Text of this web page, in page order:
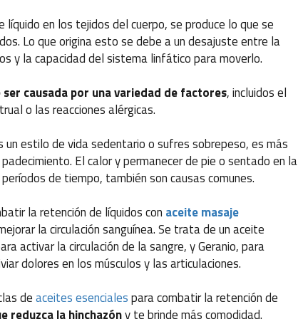
líquido en los tejidos del cuerpo, se produce lo que se
Lo que origina esto se debe a un desajuste entre la
y la capacidad del sistema linfático para moverlo.
ser causada por una variedad de factores, incluidos el
o las reacciones alérgicas.
estilo de vida sedentario o sufres sobrepeso, es más
El calor y permanecer de pie o sentado en la
de tiempo, también son causas comunes.
la retención de líquidos con aceite masaje
la circulación sanguínea. Se trata de un aceite
activar la circulación de la sangre, y Geranio, para
dolores en los músculos y las articulaciones.
deaceites esencialespara combatir la retención de
reduzca la hinchazóny te brinde más comodidad.